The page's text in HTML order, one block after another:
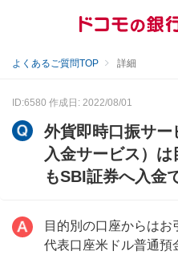
よくあるご質問TOP 詳細
ID:6580 作成日: 2022/08/01
外貨即時口振サ
入金サービス）
もSBI証券へ入金
目的別の口座からはお
代表口座米ドル普通預